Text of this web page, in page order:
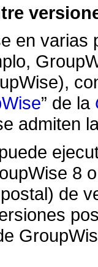
en
de la
admiten
8
de